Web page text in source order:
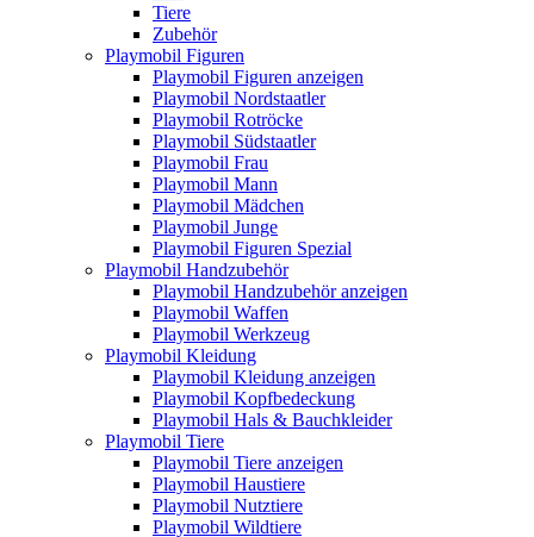
Tiere
Zubehör
Playmobil Figuren
Playmobil Figuren anzeigen
Playmobil Nordstaatler
Playmobil Rotröcke
Playmobil Südstaatler
Playmobil Frau
Playmobil Mann
Playmobil Mädchen
Playmobil Junge
Playmobil Figuren Spezial
Playmobil Handzubehör
Playmobil Handzubehör anzeigen
Playmobil Waffen
Playmobil Werkzeug
Playmobil Kleidung
Playmobil Kleidung anzeigen
Playmobil Kopfbedeckung
Playmobil Hals & Bauchkleider
Playmobil Tiere
Playmobil Tiere anzeigen
Playmobil Haustiere
Playmobil Nutztiere
Playmobil Wildtiere